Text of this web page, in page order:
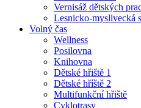
Vernisáž dětských
Lesnicko-myslivecká
Volný čas
Wellness
Posilovna
Knihovna
Dětské hřiště 1
Dětské hříště 2
Multifunkční hřiště
Cyklotrasy